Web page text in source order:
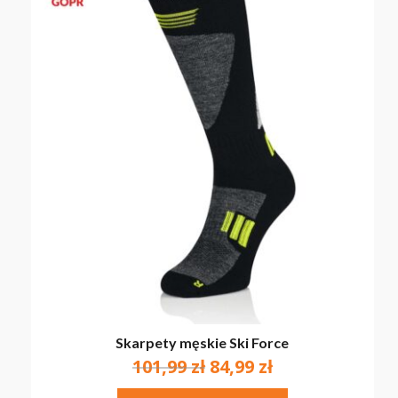
Skarpety męskie Ski Force
101,99zł Pierwotna
cena
84,99 złAktualna
cena